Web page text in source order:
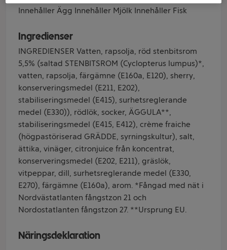
Innehåller Ägg Innehåller Mjölk Innehåller Fisk
Ingredienser
INGREDIENSER Vatten, rapsolja, röd stenbitsrom
5,5% (saltad STENBITSROM (Cyclopterus lumpus)*,
vatten, rapsolja, färgämne (E160a, E120), sherry,
konserveringsmedel (E211, E202),
stabiliseringsmedel (E415), surhetsreglerande
medel (E330)), rödlök, socker, ÄGGULA**,
stabiliseringsmedel (E415, E412), crème fraiche
(högpastöriserad GRÄDDE, syrningskultur), salt,
ättika, vinäger, citronjuice från koncentrat,
konserveringsmedel (E202, E211), gräslök,
vitpeppar, dill, surhetsreglerande medel (E330,
E270), färgämne (E160a), arom. *Fångad med nät i
Nordvästatlanten fångstzon 21 och
Nordostatlanten fångstzon 27. **Ursprung EU.
Näringsdeklaration